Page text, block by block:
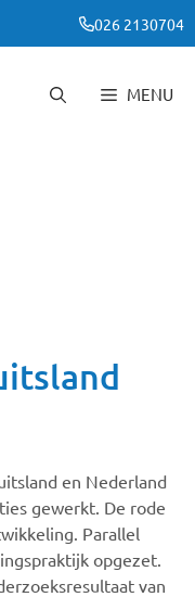
026 2130704
MENU
en Nederland
gewerkt. De rode
Parallel
opgezet.
van